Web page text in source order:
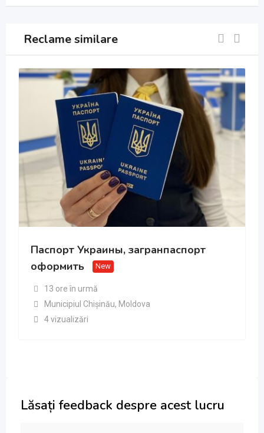
Reclame similare
Паспорт Украины, загранпаспорт
оформить
New
13 ore în urmă
Municipiul Chișinău, Moldova
4 vizualizări
Lăsați feedback despre acest lucru